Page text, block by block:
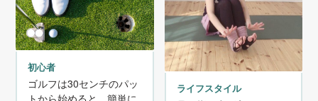
初心者
ゴルフは30センチのパッ
ライフスタイル